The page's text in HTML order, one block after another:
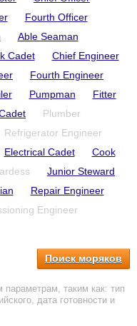
Fourth Officer
Able Seaman
Cadet
Chief Engineer
Fourth Engineer
Pumpman
Fitter
Plumber
Refrigerator Engineer
Electrical Cadet
Cook
Junior Steward
Repair Engineer
Engineer
Поиск моряков
таким как: тип
дата готовности и